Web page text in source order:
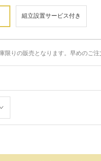
組立設置サービス付き
限りの販売となります。早めのご注